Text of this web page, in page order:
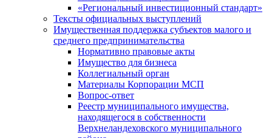
«Региональный инвестиционный стандарт»
Тексты официальных выступлений
Имущественная поддержка субъектов малого и
среднего предпринимательства
Нормативно правовые акты
Имущество для бизнеса
Коллегиальный орган
Материалы Корпорации МСП
Вопрос-ответ
Реестр муниципального имущества,
находящегося в собственности
Верхнеландеховского муниципального